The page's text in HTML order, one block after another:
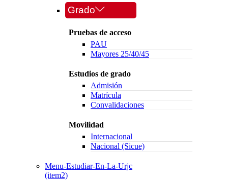
Grado
Pruebas de acceso
PAU
Mayores 25/40/45
Estudios de grado
Admisión
Matrícula
Convalidaciones
Movilidad
Internacional
Nacional (Sicue)
Menu-Estudiar-En-La-Urjc
(item2)